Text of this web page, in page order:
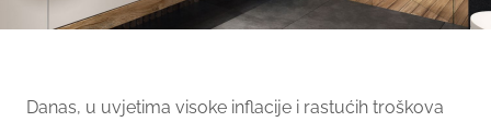
Danas, u uvjetima visoke inflacije i rastućih troškova